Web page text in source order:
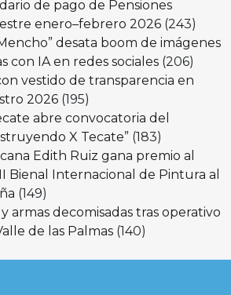
de pago de Pensiones
enero–febrero 2026 (243)
desata boom de imágenes
con IA en redes sociales (206)
vestido de transparencia en
2026 (195)
abre convocatoria del
X Tecate” (183)
Edith Ruiz gana premio al
Bienal Internacional de Pintura al
(149)
armas decomisadas tras operativo
de las Palmas (140)